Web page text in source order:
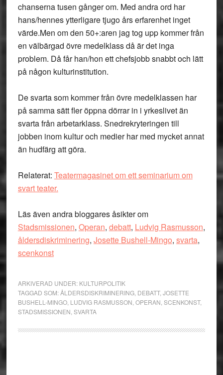
chanserna tusen gånger om. Med andra ord har
hans/hennes ytterligare tjugo års erfarenhet inget
värde.Men om den 50+:aren jag tog upp kommer från
en välbärgad övre medelklass då är det inga
problem. Då får han/hon ett chefsjobb snabbt och lätt
på någon kulturinstitution.
De svarta som kommer från övre medelklassen har
på samma sätt fler öppna dörrar in i yrkeslivet än
svarta från arbetarklass. Snedrekryteringen till
jobben inom kultur och medier har med mycket annat
än hudfärg att göra.
Relaterat: Teatermagasinet om ett seminarium om
svart teater.
Läs även andra bloggares åsikter om
Stadsmissionen, Operan, debatt, Ludvig Rasmusson,
åldersdiskriminering, Josette Bushell-Mingo, svarta,
scenkonst
ARKIVERAD UNDER: KULTURPOLITIK
TAGGAD SOM:ÅLDERSDISKRIMINERING, DEBATT, JOSETTE
BUSHELL-MINGO, LUDVIG RASMUSSON OPERAN SCENKONST,
STADSMISSIONEN SVARTA